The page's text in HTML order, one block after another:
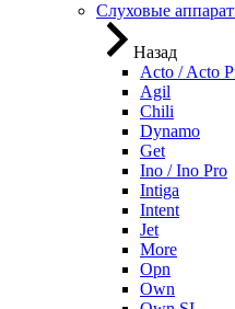
Слуховые
Назад
Acto / Acto
Agil
Chili
Dynamo
Get
Ino / Ino Pro
Intiga
Intent
Jet
More
Opn
Own